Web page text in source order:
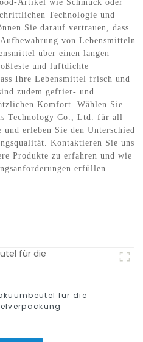
Artikel wie Schmuck oder
Technologie und
Sie darauf vertrauen, dass
von Lebensmitteln
über einen langen
und luftdichte
Ihre Lebensmittel frisch und
zudem gefrier- und
Komfort. Wählen Sie
Technology Co., Ltd. für all
erleben Sie den Unterschied
Kontaktieren Sie uns
Produkte zu erfahren und wie
erfüllen
für die